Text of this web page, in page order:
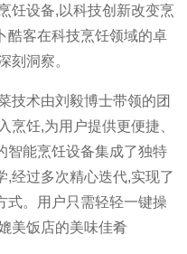
饪设备,以科技创新改变烹
酷客在科技烹饪领域的卓
刻洞察。
技术由刘毅博士带领的团
烹饪,为用户提供更便捷、
智能烹饪设备集成了独特
,经过多次精心迭代,实现了
式。用户只需轻轻一键操
美饭店的美味佳肴